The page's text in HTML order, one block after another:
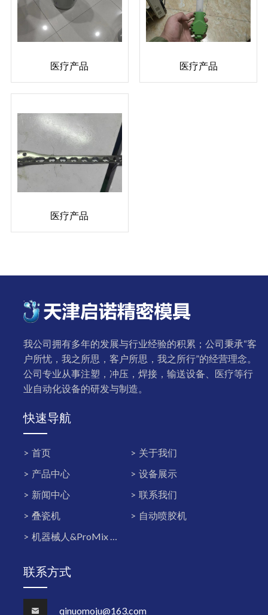
医疗产品 医疗产品
医疗产品
我公司拥有多年的发展与行业经验的积累；公司秉承“客
户所忧，我之所思，客户所思，我之所行”的经营理念。
公司专业从事注塑，冲压，焊接，输送设备、医疗等行
业自动化设备的研发与制造。
快速导航
首页
关于我们
产品中心
设备展示
新闻中心
联系我们
叠瓷机
自动喷胶机
机器械人&ProMix PD2K双组份系统
联系方式
qinuomoju@163.com